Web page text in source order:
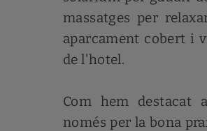
massatges per
aparcament cobert i
de l'hotel.
Com hem destacat
només per la bona